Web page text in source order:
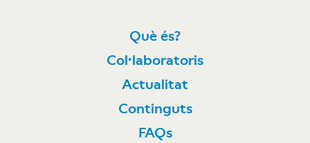
Què és?
Col·laboratoris
Actualitat
Continguts
FAQs